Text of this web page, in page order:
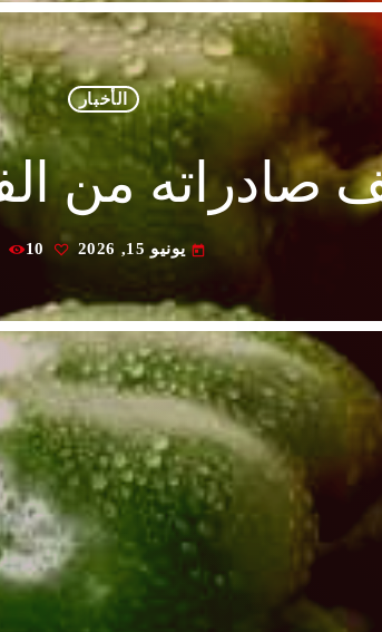
الأخبار
من
today يونيو 15, 2026 10